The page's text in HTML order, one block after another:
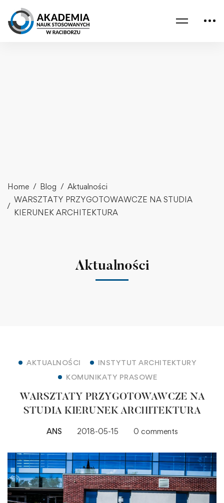
Home Blog
Aktualności
WARSZTATY PRZYGOTOWAWCZE NA STUDIA
KIERUNEK ARCHITEKTURA
Aktualności
AKTUALNOŚCI
INSTYTUT ARCHITEKTURY
KOMUNIKATY PRASOWE
WARSZTATY PRZYGOTOWAWCZE NA
STUDIA KIERUNEK ARCHITEKTURA
ANS 2018-05-15 0 comments